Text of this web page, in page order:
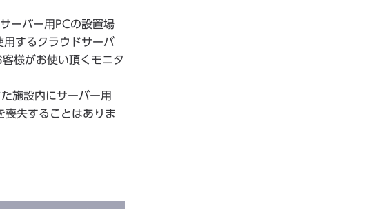
ーバー用PCの設置場
するクラウドサーバ
様がお使い頂くモニタ
施設内にサーバー用
喪失することはありま